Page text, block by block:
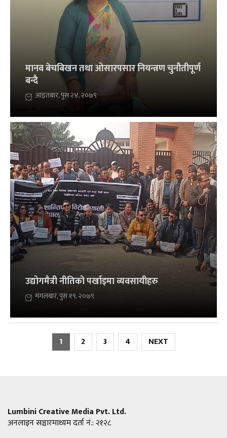
मानव बेचबिखन तथा ओसारपसार नियन्त्रण चुनौतीपूर्ण
बन्दै
आइतबार, पुस २४, २०७९
उद्योगमैत्री नीतिको पर्खाइमा व्यवसायीहरु
मंगलबार, पुस १९, २०७९
1 2 3 4 NEXT
Lumbini Creative Media Pvt. Ltd.
अनलाइन सञ्चारमाध्यम दर्ता नं.: २१२८